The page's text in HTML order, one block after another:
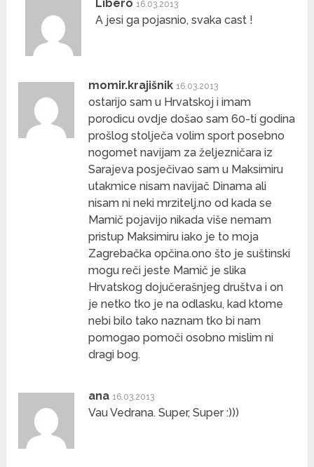
Libero 16.03.2013
A jesi ga pojasnio, svaka cast !
momir.krajišnik 16.03.2013
ostarijo sam u Hrvatskoj i imam
porodicu ovdje došao sam 60-ti godina
prošlog stolječa volim sport posebno
nogomet navijam za željezničara iz
Sarajeva posječivao sam u Maksimiru
utakmice nisam navijač Dinama ali
nisam ni neki mrzitelj.no od kada se
Mamič pojavijo nikada više nemam
pristup Maksimiru iako je to moja
Zagrebačka opčina.ono što je suštinski
mogu reči jeste Mamič je slika
Hrvatskog dojučerašnjeg društva i on
je netko tko je na odlasku, kad ktome
nebi bilo tako naznam tko bi nam
pomogao pomoči osobno mislim ni
dragi bog.
ana 16.03.2013
Vau Vedrana. Super, Super :)))